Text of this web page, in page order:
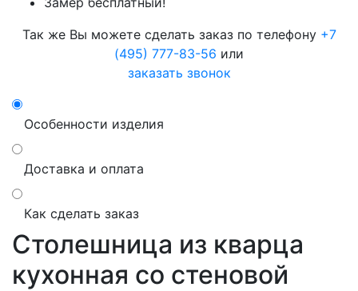
Так же Вы можете сделать заказ по телефону +7
(495) 777-83-56 или
заказать звонок
Особенности изделия
Доставка и оплата
Как сделать заказ
Столешница из кварца
кухонная со стеновой